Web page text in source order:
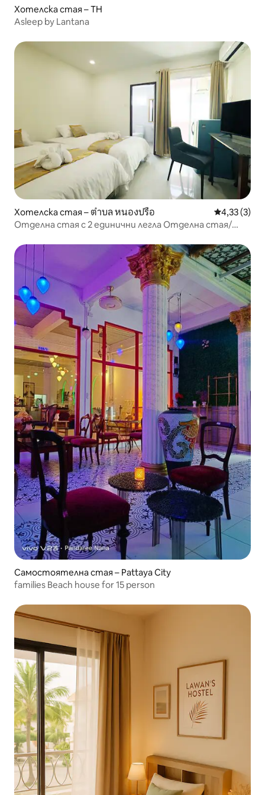
Хотелска стая – TH
Asleep by Lantana
Хотелска стая – ตำบล หนองปรือ Средна
4,33 (3)
Отделна стая с 2 единични легла Отделна стая/
Самостоятелна стая – Pattaya City
families Beach house for 15 person